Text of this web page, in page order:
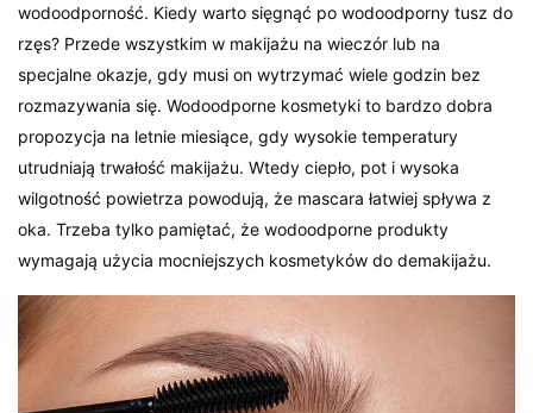
wodoodporność. Kiedy warto sięgnąć po wodoodporny tusz do
rzęs? Przede wszystkim w makijażu na wieczór lub na
specjalne okazje, gdy musi on wytrzymać wiele godzin bez
rozmazywania się. Wodoodporne kosmetyki to bardzo dobra
propozycja na letnie miesiące, gdy wysokie temperatury
utrudniają trwałość makijażu. Wtedy ciepło, pot i wysoka
wilgotność powietrza powodują, że mascara łatwiej spływa z
oka. Trzeba tylko pamiętać, że wodoodporne produkty
wymagają użycia mocniejszych kosmetyków do demakijażu.